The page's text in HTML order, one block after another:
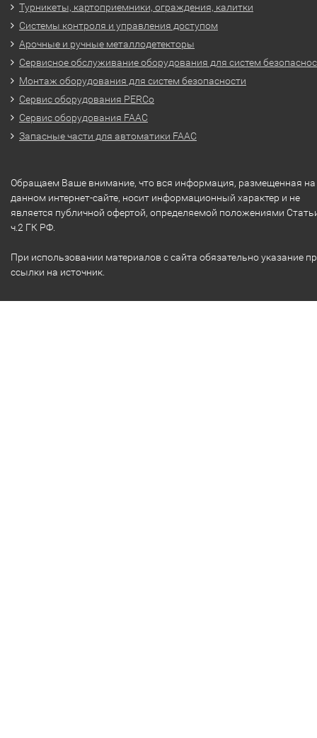
Турникеты, картоприемники, ограждения, калитки
Системы контроля и управления доступом
Арочные и ручные металлодетекторы
Сервисное обслуживание оборудования для систем
Монтаж оборудования для систем безопасности
Сервис оборудования PERCo
Сервис оборудования FAAC
Запасные части для автоматики FAAC
Обращаем Ваше внимание, что вся информация, размещенная на
данном интернет-сайте, носит информационный характер и не
является публичной офертой, определяемой положениями
ч.2 ГК РФ.
При использовании материалов с сайта обязательно указание
ссылки на источник.